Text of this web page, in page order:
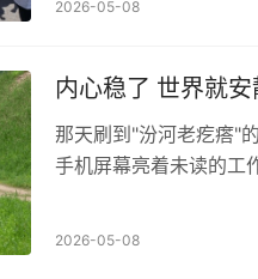
2026-05-08
内心稳了 世界就安
那天刷到"汾河老疙瘩"
手机屏幕亮着未读的工
2026-05-08